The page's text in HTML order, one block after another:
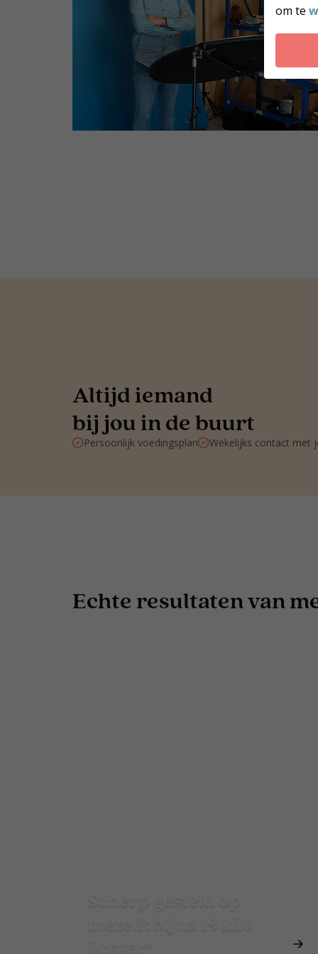
om te
Altijd iemand
bij jou in de buurt
Persoonlijk voedingsplan
Wekelijks contact met
Echte resultaten van